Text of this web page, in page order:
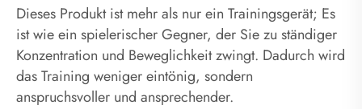
Dieses Produkt ist mehr als nur ein Trainingsgerät; Es
ist wie ein spielerischer Gegner, der Sie zu ständiger
Konzentration und Beweglichkeit zwingt. Dadurch wird
das Training weniger eintönig, sondern
anspruchsvoller und ansprechender.